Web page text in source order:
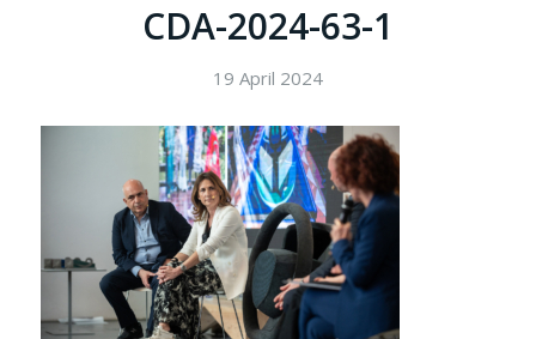
CDA-2024-63-1
19 April 2024